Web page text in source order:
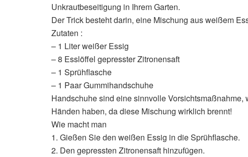
Unkrautbeseitigung in Ihrem Garten.
Der Trick besteht darin, eine Mischung aus weißem
Zutaten :
– 1 Liter weißer Essig
– 8 Esslöffel gepresster Zitronensaft
– 1 Sprühflasche
– 1 Paar Gummihandschuhe
Handschuhe sind eine sinnvolle
Händen haben, da diese Mischung wirklich brennt!
Wie macht man
1. Gießen Sie den weißen Essig in die Sprühflasche.
2. Den gepressten Zitronensaft hinzufügen.